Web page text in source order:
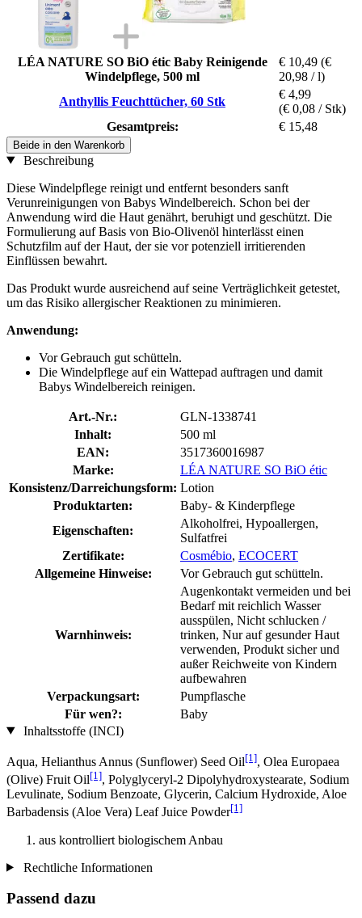
LÉA NATURE SO BiO étic Baby Reinigende
Windelpflege, 500 ml
€ 10,49 (€
20,98 / l)
Anthyllis Feuchttücher, 60 Stk
€ 4,99
(€ 0,08 / Stk)
Gesamtpreis:
€ 15,48
Beide in den Warenkorb
Beschreibung
Diese Windelpflege reinigt und entfernt besonders sanft
Verunreinigungen von Babys Windelbereich. Schon bei der
Anwendung wird die Haut genährt, beruhigt und geschützt. Die
Formulierung auf Basis von Bio-Olivenöl hinterlässt einen
Schutzfilm auf der Haut, der sie vor potenziell irritierenden
Einflüssen bewahrt.
Das Produkt wurde ausreichend auf seine Verträglichkeit getestet,
um das Risiko allergischer Reaktionen zu minimieren.
Anwendung:
Vor Gebrauch gut schütteln.
Die Windelpflege auf ein Wattepad auftragen und damit
Babys Windelbereich reinigen.
Art.-Nr.:
GLN-1338741
Inhalt:
500 ml
EAN:
3517360016987
Marke:
LÉA NATURE SO BiO étic
Konsistenz/Darreichungsform: Lotion
Produktarten:
Baby- & Kinderpflege
Eigenschaften:
Alkoholfrei, Hypoallergen,
Sulfatfrei
Zertifikate:
Cosmébio, ECOCERT
Allgemeine Hinweise:
Vor Gebrauch gut schütteln.
Warnhinweis:
Augenkontakt vermeiden und bei
Bedarf mit reichlich Wasser
ausspülen, Nicht schlucken /
trinken, Nur auf gesunder Haut
verwenden, Produkt sicher und
außer Reichweite von Kindern
aufbewahren
Verpackungsart:
Pumpflasche
Für wen?:
Baby
Inhaltsstoffe (INCI)
Aqua, Helianthus Annus (Sunflower) Seed Oil[1], Olea Europaea
(Olive) Fruit Oil[1], Polyglyceryl-2 Dipolyhydroxystearate, Sodium
Levulinate, Sodium Benzoate, Glycerin, Calcium Hydroxide, Aloe
Barbadensis (Aloe Vera) Leaf Juice Powder[1]
aus kontrolliert biologischem Anbau
Rechtliche Informationen
Passend dazu